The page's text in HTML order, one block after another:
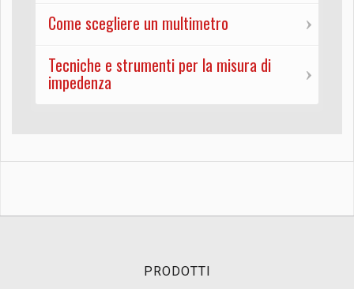
Come scegliere un multimetro
Tecniche e strumenti per la misura di
impedenza
PRODOTTI